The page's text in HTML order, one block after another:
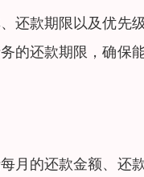
还款期限以及优先
的还款期限，确保
月的还款金额、还